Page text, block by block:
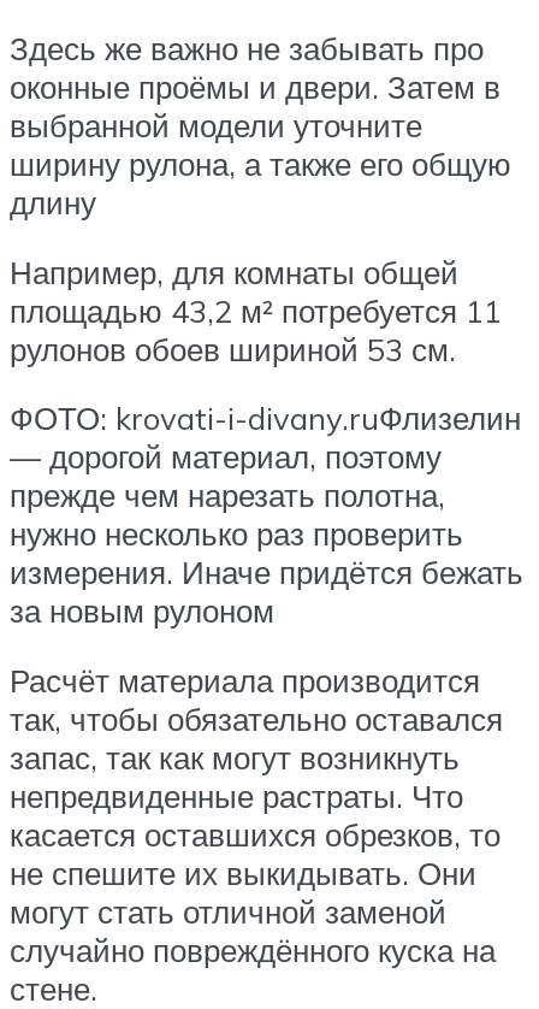
Здесь же важно не забывать про
оконные проёмы и двери. Затем в
выбранной модели уточните
ширину рулона, а также его общую
длину
Например, для комнаты общей
площадью 43,2 м² потребуется 11
рулонов обоев шириной 53 см.
ФОТО: krovati-i-divany.ruФлизелин
— дорогой материал, поэтому
прежде чем нарезать полотна,
нужно несколько раз проверить
измерения. Иначе придётся бежать
за новым рулоном
Расчёт материала производится
так, чтобы обязательно оставался
запас, так как могут возникнуть
непредвиденные растраты. Что
касается оставшихся обрезков, то
не спешите их выкидывать. Они
могут стать отличной заменой
случайно повреждённого куска на
стене.